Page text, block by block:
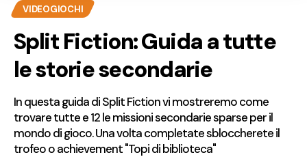
VIDEOGIOCHI
Split Fiction: Guida a tutte
le storie secondarie
In questa guida di Split Fiction vi mostreremo come
trovare tutte e 12 le missioni secondarie sparse per il
mondo di gioco. Una volta completate sbloccherete il
trofeo o achievement "Topi di biblioteca"